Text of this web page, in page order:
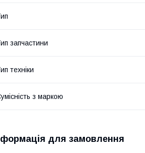
запчастини
техніки
з маркою
для замовлення